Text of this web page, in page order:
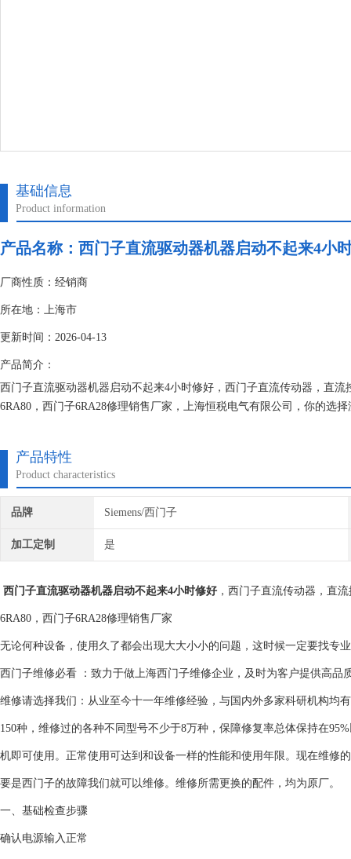
基础信息
Product information
产品名称： 西门子直流驱动器机器启动不起来4小
厂商性质：经销商
所在地：上海市
更新时间：2026-04-13
产品简介：
西门子直流驱动器机器启动不起来4小时修好，西门子直流传动器，直
6RA80，西门子6RA28修理销售厂家，上海恒税电气有限公司，你的选
产品特性
Product characteristics
品牌 Siemens/西门子
加工定制 是
西门子直流驱动器机器启动不起来4小时修好 ，西门子直流传动器，直
6RA80，西门子6RA28修理销售厂家
无论何种设备，使用久了都会出现大大小小的问题，这时候一定要找专
西门子维修必看 ：致力于做上海西门子维修企业，及时为客户提供高品
维修请选择我们：从业至今十一年维修经验，与国内外多家科研机构均
150种，维修过的各种不同型号不少于8万种，保障修复率总体保持在
机即可使用。正常使用可达到和设备一样的性能和使用年限。现在维修
要是西门子的故障我们就可以维修。维修所需更换的配件，均为原厂。
一、基础检查步骤‌
‌确认电源输入正常‌